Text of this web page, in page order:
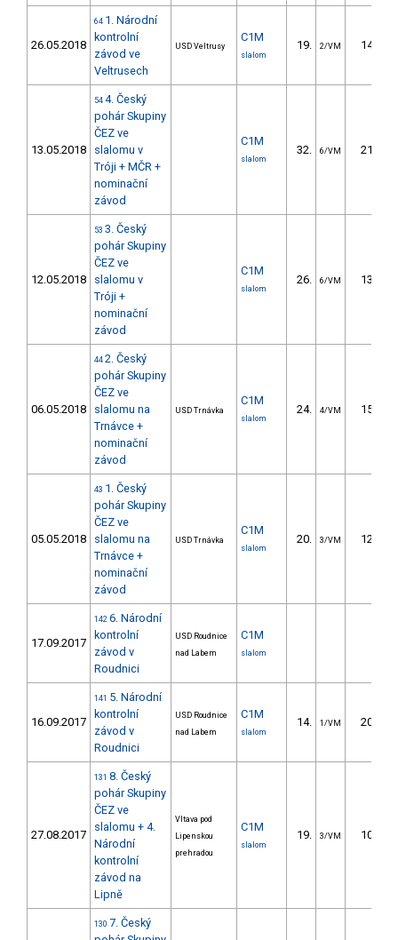
26.05.2018
64 1. Národní
kontrolní
závod ve
Veltrusech
USD Veltrusy
C1M
slalom
19. 2/VM 14.06
13.05.2018
54 4. Český
pohár Skupiny
ČEZ ve
slalomu v
Tróji + MČR +
nominační
závod
C1M
slalom
32. 6/VM 21.77
12.05.2018
53 3. Český
pohár Skupiny
ČEZ ve
slalomu v
Tróji +
nominační
závod
C1M
slalom
26. 6/VM 13.07
06.05.2018
44 2. Český
pohár Skupiny
ČEZ ve
slalomu na
Trnávce +
nominační
závod
USD Trnávka
C1M
slalom
24. 4/VM 15.55
05.05.2018
43 1. Český
pohár Skupiny
ČEZ ve
slalomu na
Trnávce +
nominační
závod
USD Trnávka
C1M
slalom
20. 3/VM 12.40
17.09.2017
142 6. Národní
kontrolní
závod v
Roudnici
USD Roudnice
nad Labem
C1M
slalom
16.09.2017
141 5. Národní
kontrolní
závod v
Roudnici
USD Roudnice
nad Labem
C1M
slalom
14. 1/VM 20.25
27.08.2017
131 8. Český
pohár Skupiny
ČEZ ve
slalomu + 4.
Národní
kontrolní
závod na
Lipně
Vltava pod
Lipenskou
prehradou
C1M
slalom
19. 3/VM 10.52
130 7. Český